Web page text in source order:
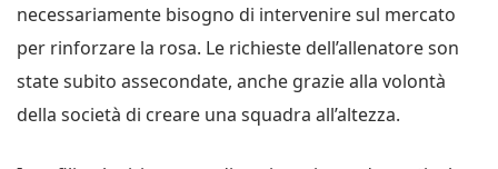
necessariamente bisogno di intervenire sul mercato
per rinforzare la rosa. Le richieste dell’allenatore son
state subito assecondate, anche grazie alla volontà
della società di creare una squadra all’altezza.